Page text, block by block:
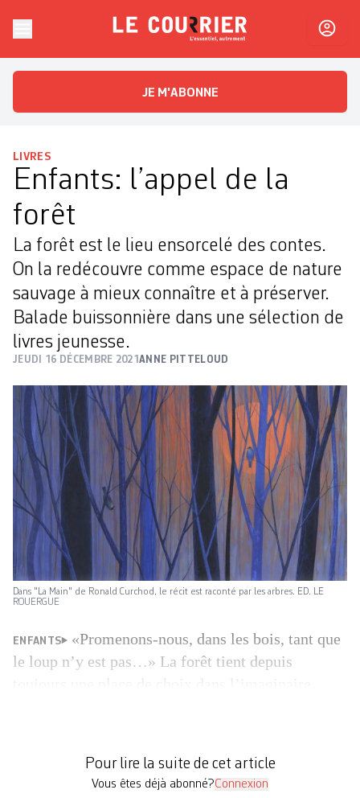
Le CourrierL'essentiel, autrement
JE M'ABONNE
LIVRES
Enfants: l’appel de la
forêt
La forêt est le lieu ensorcelé des contes.
On la redécouvre comme espace de nature
sauvage à mieux connaître et à préserver.
Balade buissonnière dans une sélection de
livres jeunesse.
JEUDI 16 DÉCEMBRE 2021ANNE PITTELOUD
Dans "La Main" de Ronald Curchod, le récit est raconté par les arbres. ED. LE
ROUERGUE
ENFANTS
«Promenons-nous, dans les bois, tant que
le loup n’y est pas…» La forêt tient depuis
pour y perdre les enfants qu’on ne peut pas […]
Pour lire la suite de cet article
Vous êtes déjà abonné?Connexion